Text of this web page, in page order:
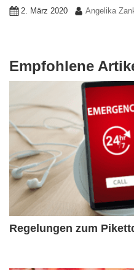
2. März 2020 Angelika
Empfohlene
Regelungen zum